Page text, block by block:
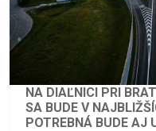
NA DIAĽNICI PRI
SA BUDE V
POTREBNÁ BUDE AJ